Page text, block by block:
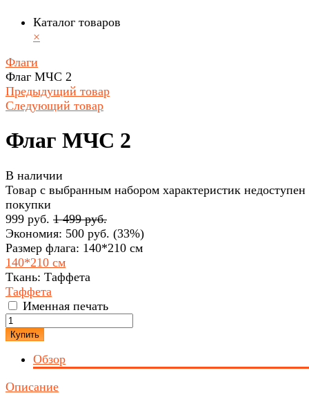
Каталог товаров
×
Флаги
Флаг МЧС 2
Предыдущий товар
Следующий товар
Флаг МЧС 2
В наличии
Товар с выбранным набором характеристик недоступен
покупки
999 руб. 1 499 руб.
Экономия: 500 руб. (33%)
Размер флага: 140*210 см
140*210 см
Ткань: Таффета
Таффета
Именная печать
Купить
Обзор
Описание